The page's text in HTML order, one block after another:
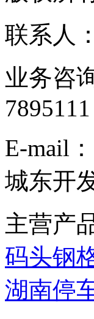
联系人
业务咨
7895111
E-mail
城东开
主营产
码头钢
湖南停